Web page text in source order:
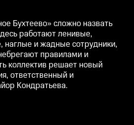
исполнительный майор
Кондратьева.
Бухтеево» сложно назвать
работают ленивые,
наглые и жадные сотрудники,
правилами и
коллектив решает новый
ответственный и
Кондратьева.